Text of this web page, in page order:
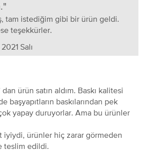
tam istediğim gibi bir ürün geldi.
teşekkürler.
Salı
ürün satın aldım. Baskı kalitesi
başyapıtların baskılarından pek
yapay duruyorlar. Ama bu ürünler
iyiydi, ürünler hiç zarar görmeden
teslim edildi.